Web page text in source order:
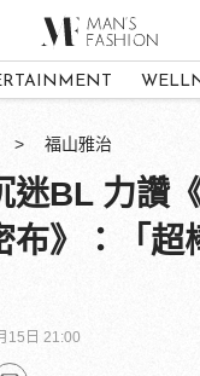
福山雅治
迷BL 力讚
布》：「超
15日 21:00